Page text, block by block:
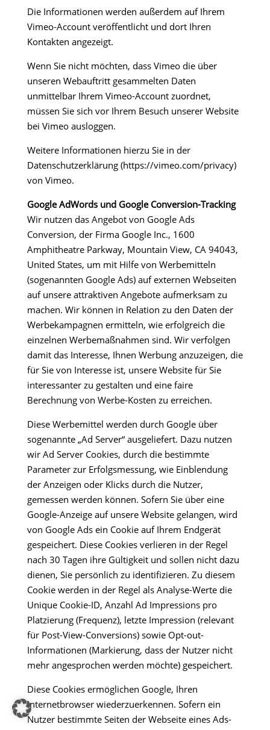
Die Informationen werden außerdem auf Ihrem
Vimeo-Account veröffentlicht und dort Ihren
Kontakten angezeigt.
Wenn Sie nicht möchten, dass Vimeo die über
unseren Webauftritt gesammelten Daten
unmittelbar Ihrem Vimeo-Account zuordnet,
müssen Sie sich vor Ihrem Besuch unserer Website
bei Vimeo ausloggen.
Weitere Informationen hierzu Sie in der
Datenschutzerklärung (https://vimeo.com/privacy)
von Vimeo.
Google AdWords und Google Conversion-Tracking
Wir nutzen das Angebot von Google Ads
Conversion, der Firma Google Inc., 1600
Amphitheatre Parkway, Mountain View, CA 94043,
United States, um mit Hilfe von Werbemitteln
(sogenannten Google Ads) auf externen Webseiten
auf unsere attraktiven Angebote aufmerksam zu
machen. Wir können in Relation zu den Daten der
Werbekampagnen ermitteln, wie erfolgreich die
einzelnen Werbemaßnahmen sind. Wir verfolgen
damit das Interesse, Ihnen Werbung anzuzeigen, die
für Sie von Interesse ist, unsere Website für Sie
interessanter zu gestalten und eine faire
Berechnung von Werbe-Kosten zu erreichen.
Diese Werbemittel werden durch Google über
sogenannte „Ad Server“ ausgeliefert. Dazu nutzen
wir Ad Server Cookies, durch die bestimmte
Parameter zur Erfolgsmessung, wie Einblendung
der Anzeigen oder Klicks durch die Nutzer,
gemessen werden können. Sofern Sie über eine
Google-Anzeige auf unsere Website gelangen, wird
von Google Ads ein Cookie auf Ihrem Endgerät
gespeichert. Diese Cookies verlieren in der Regel
nach 30 Tagen ihre Gültigkeit und sollen nicht dazu
dienen, Sie persönlich zu identifizieren. Zu diesem
Cookie werden in der Regel als Analyse-Werte die
Unique Cookie-ID, Anzahl Ad Impressions pro
Platzierung (Frequenz), letzte Impression (relevant
für Post-View-Conversions) sowie Opt-out-
Informationen (Markierung, dass der Nutzer nicht
mehr angesprochen werden möchte) gespeichert.
Diese Cookies ermöglichen Google, Ihren
Internetbrowser wiederzuerkennen. Sofern ein
Nutzer bestimmte Seiten der Webseite eines Ads-